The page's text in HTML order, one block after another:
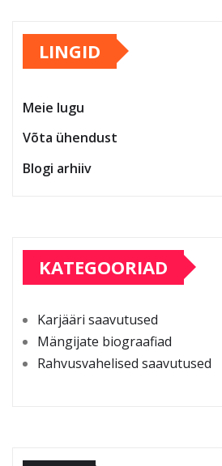
pagination
LINGID
Meie lugu
Võta ühendust
Blogi arhiiv
KATEGOORIAD
Karjääri saavutused
Mängijate biograafiad
Rahvusvahelised saavutused